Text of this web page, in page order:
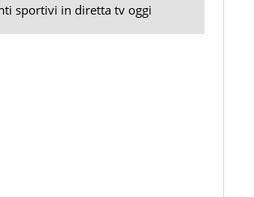
sportivi in diretta tv oggi